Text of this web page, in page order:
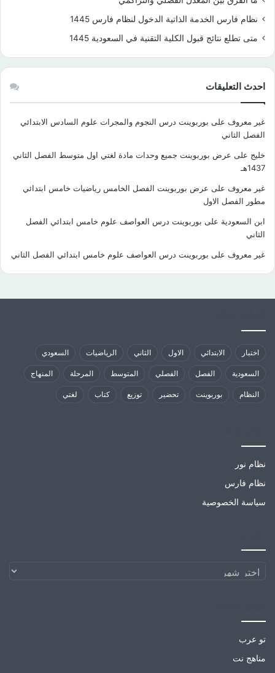
نظام فارس الخدمة الذاتية الدخول لنظام فارس 1445
متى تطلع نتائج قبول الكلية التقنية في السعودية 1445
احدث التعليقات
غير معروف على بوربوينت درس النجوم والمجرات علوم السادس الابتدائي
الفصل الثاني
خليج على عرض بوربوينت جميع وحدات مادة لغتي اول متوسط الفصل الثاني
1437هـ
غير معروف على عرض بوربوينت الفصل الخامس رياضيات خامس ابتدائي
مطور الفصل الاول
ابن السعودية على بوربوينت درس العواصف علوم خامس ابتدائي الفصل
الثاني
غير معروف على بوربوينت درس العواصف علوم خامس ابتدائي الفصل الثاني
اختبار الابتدائي الاول الثاني الرياضيات السعودي
السعودية الفصل الفصلي المتوسط المرحلة المنهاج
النظام بوربوينت تحضير توزيع كتاب لغتي
نظام نور
نظام فارس
سياسة الخصوصية
الارشيف
تو عرب
مناهج نت